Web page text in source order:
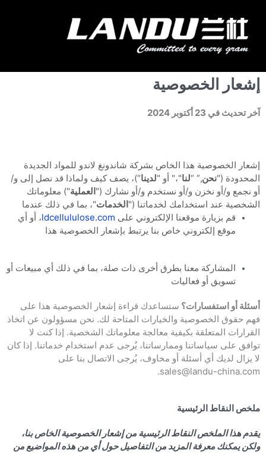
إشعار الخصوصية
آخر تحديث في 23 أكتوبر 2024
إشعار الخصوصية هذا الخاص بشركة شاندونغ لاندو للمواد الجديدة
المحدودة ("نحن,” “لنا"،" أو "لدينا“)، يصف كيف ولماذا قد نصل إلى و/
أو نجمع و/أو نخزن و/أو نستخدم و/أو نشارك ("العملية") معلوماتك
الشخصية عند استخدامك لخدماتنا ("الخدمات"، بما في ذلك عندما
قم بزيارة موقعنا الإلكتروني على ldcellululose.com، أو أي
موقع إلكتروني خاص بنا يرتبط بإشعار الخصوصية هذا
المشاركة معنا بطرق أخرى ذات صلة، بما في ذلك أي مبيعات أو
تسويق أو فعاليات
أسئلة أو استفسارات؟ ستساعدك قراءة إشعار الخصوصية هذا على
فهم حقوق الخصوصية والخيارات المتاحة لك. نحن مسؤولون عن اتخاذ
القرارات المتعلقة بكيفية معالجة معلوماتك الشخصية. إذا كنت لا
توافق على سياساتنا وممارساتنا، يُرجى عدم استخدام خدماتنا. إذا كان
لا يزال لديك أي أسئلة أو مخاوف، يُرجى الاتصال بنا على
sales@landu-china.com.
ملخص النقاط الرئيسية
يقدم هذا الملخص النقاط الرئيسية من إشعار الخصوصية الخاص بنا،
ولكن يمكنك معرفة المزيد من التفاصيل حول أي من هذه المواضيع من